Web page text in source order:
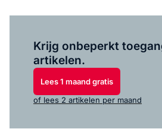
Krijg onbeperkt
artikelen.
Lees 1 maand gratis
of lees 2 artikelen per maand